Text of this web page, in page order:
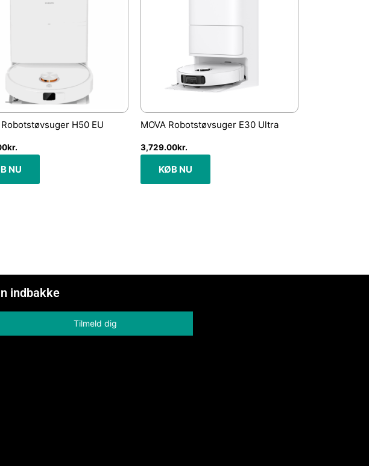
H50 EU
kr.
NU
MOVA Robotstøvsuger E30 Ultra
3,729.00kr.
KØB NU
indbakke